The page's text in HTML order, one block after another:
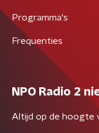
Programma's
Frequenties
NPO Radio 2
Altijd op de hoogte